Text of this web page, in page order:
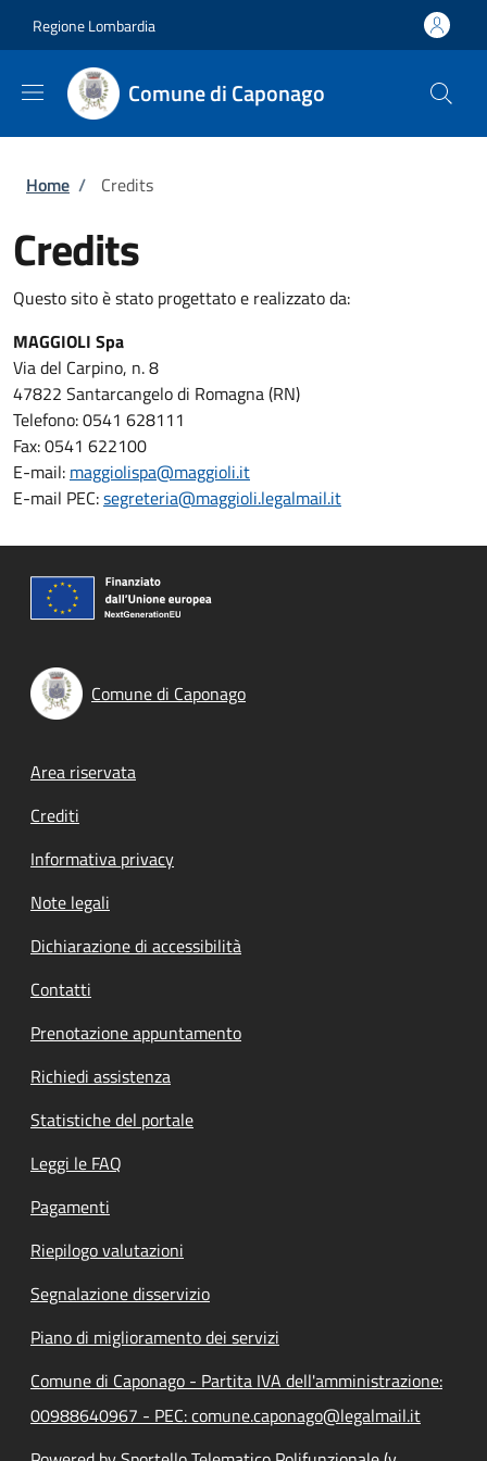
Regione Lombardia
Comune di Caponago
Briciole di pane
Home / Credits
Credits
Questo sito è stato progettato e realizzato da:
MAGGIOLI Spa
Via del Carpino, n. 8
47822 Santarcangelo di Romagna (RN)
Telefono: 0541 628111
Fax: 0541 622100
E-mail: maggiolispa@maggioli.it
E-mail PEC:segreteria@maggioli.legalmail.it
Comune di Caponago
Footer menu
Area riservata
Crediti
Informativa privacy
Note legali
Dichiarazione di accessibilità
Contatti
Prenotazione appuntamento
Richiedi assistenza
Statistiche del portale
Leggi le FAQ
Pagamenti
Riepilogo valutazioni
Segnalazione disservizio
Piano di miglioramento dei servizi
Comune di Caponago - Partita IVA dell'amministrazione:
00988640967 - PEC: comune.caponago@legalmail.it